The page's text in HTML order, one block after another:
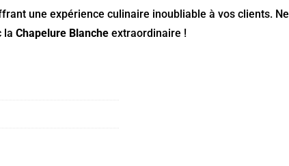
une expérience culinaire inoubliable à vos clients. Ne
laChapelure Blanche extraordinaire !